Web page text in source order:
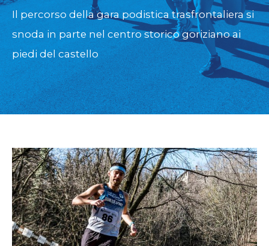
Il percorso della gara podistica trasfrontaliera si
snoda in parte nel centro storico goriziano ai
piedi del castello